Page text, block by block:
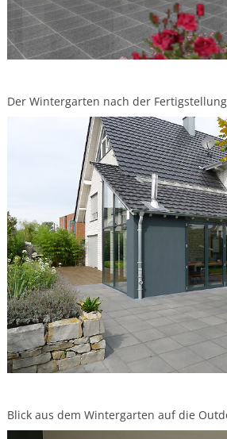
Der Wintergarten nach der
Blick aus dem Wintergarten auf die